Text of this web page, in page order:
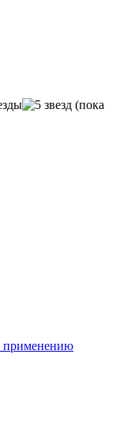
(пока
применению